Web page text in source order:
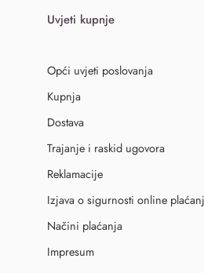
Uvjeti kupnje
Opći uvjeti poslovanja
Kupnja
Dostava
Trajanje i raskid ugovora
Reklamacije
Izjava o sigurnosti online
Načini plaćanja
Impresum